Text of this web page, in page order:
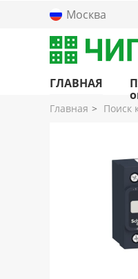
Москва
ГЛАВНАЯ
Главная Поиск